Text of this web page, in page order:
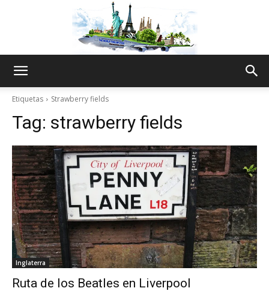
Thru
My
Etiquetas Strawberry fields
Tag: strawberry fields
Inglaterra
Ruta de los Beatles en Liverpool